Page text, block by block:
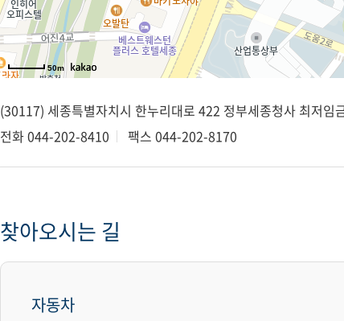
50m
(30117) 세종특별자치시 한누리대로 422 정부세종청사 최저임
전화044-202-8410 팩스 044-202-8170
찾아오시는 길
자동차